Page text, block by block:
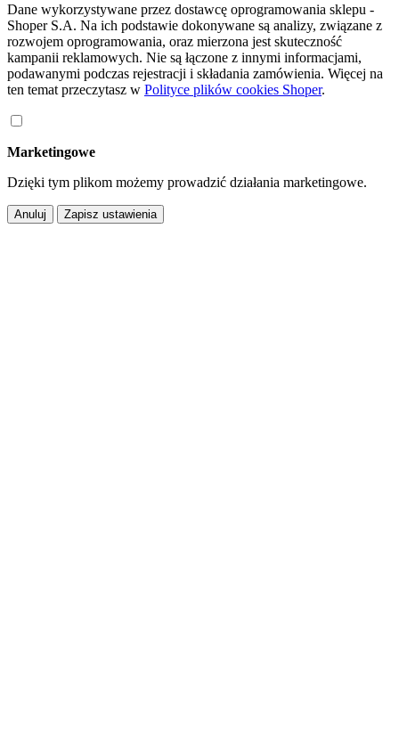
Dane wykorzystywane przez dostawcę oprogramowania sklepu -
Shoper S.A. Na ich podstawie dokonywane są analizy, związane z
rozwojem oprogramowania, oraz mierzona jest skuteczność
kampanii reklamowych. Nie są łączone z innymi informacjami,
podawanymi podczas rejestracji i składania zamówienia. Więcej na
ten temat przeczytasz w Polityce plików cookies Shoper.
Marketingowe
Dzięki tym plikom możemy prowadzić działania marketingowe.
Anuluj Zapisz ustawienia